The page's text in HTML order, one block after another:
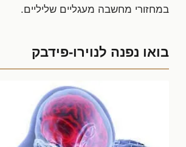
במחזורי מחשבה מעגליים שליליים.
בואו נפנה לנוירו-פידבק